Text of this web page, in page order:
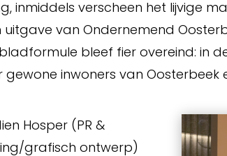
inmiddels verscheen het lijvige
uitgave van Ondernemend
bleef fier overeind: in
inwoners van
Hosper (PR &
grafisch ontwerp)